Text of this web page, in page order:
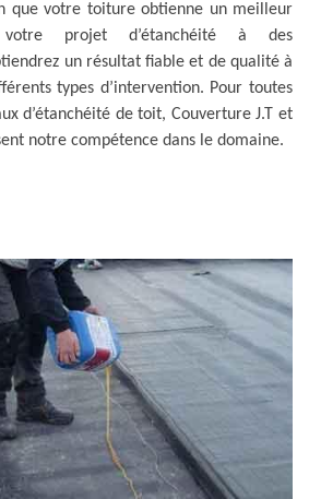
que votre toiture obtienne un meilleur
votre projet d’étanchéité à des
un résultat fiable et de qualité à
types d’intervention. Pour toutes
d’étanchéité de toit, Couverture J.T et
notre compétence dans le domaine.